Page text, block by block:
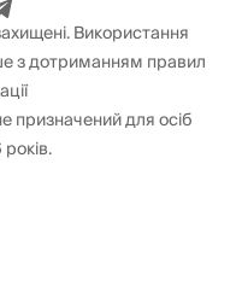
Використання
з дотриманням правил
призначений для осіб